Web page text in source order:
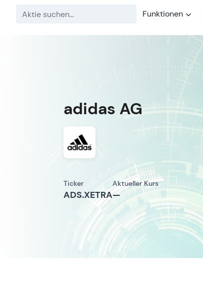
Funktionen
adidas AG
Ticker
ADS.XETRA
Aktueller Kurs
—